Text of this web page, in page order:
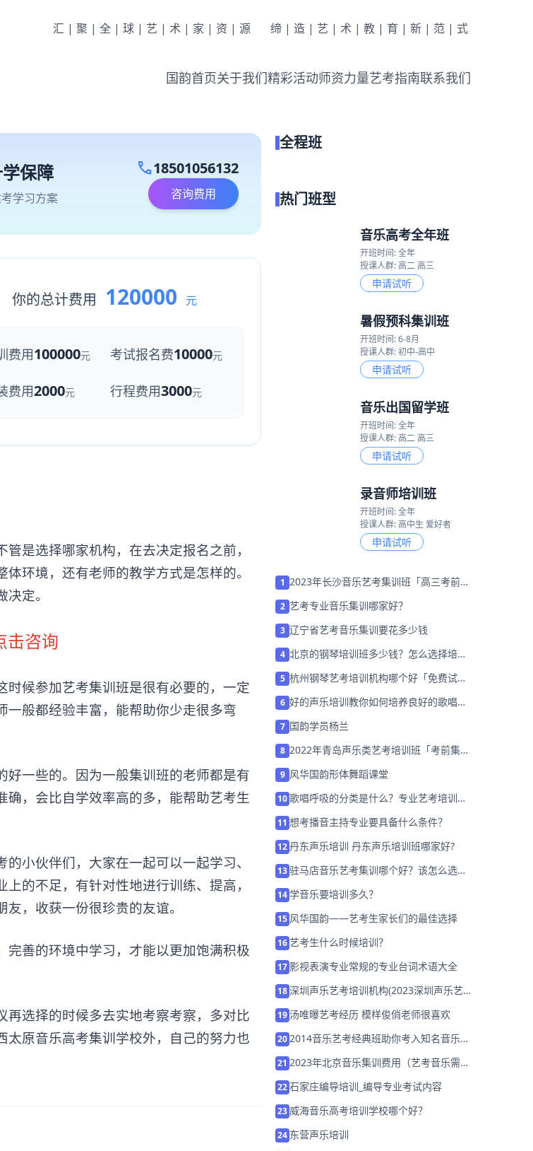
汇|聚|全|球|艺|术|家|资|源 缔|造|艺|术|教|育|新|范|式
国韵首页关于我们精彩活动师资力量艺考指南联系我们
保障
学习方案
call18501056132
咨询费用
你的总计费用 120000 元
费用100000元 考试报名费10000元
费用2000元 行程费用3000元
是选择哪家机构，在去决定报名之前，
环境，还有老师的教学方式是怎样的。
定。
击咨询
时候参加艺考集训班是很有必要的，一定
般都经验丰富，能帮助你少走很多弯
一些的。因为一般集训班的老师都是有
，会比自学效率高的多，能帮助艺考生
小伙伴们，大家在一起可以一起学习、
的不足，有针对性地进行训练、提高，
，收获一份很珍贵的友谊。
善的环境中学习，才能以更加饱满积极
选择的时候多去实地考察考察，多对比
原音乐高考集训学校外，自己的努力也
全程班
热门班型
音乐高考全年班
开班时间: 全年
授课人群: 高二 高三
申请试听
暑假预科集训班
开班时间: 6-8月
授课人群: 初中-高中
申请试听
音乐出国留学班
开班时间: 全年
授课人群: 高二 高三
申请试听
录音师培训班
开班时间: 全年
授课人群: 高中生 爱好者
申请试听
1 2023年长沙音乐艺考集训班「高三考前集
2 艺考专业音乐集训哪家好？
3 辽宁省艺考音乐集训要花多少钱
4 北京的钢琴培训班多少钱？怎么选择培训
5 杭州钢琴艺考培训机构哪个好「免费试
6 好的声乐培训教你如何培养良好的歌唱意
7 国韵学员杨兰
8 2022年青岛声乐类艺考培训班「考前集训
9 风华国韵形体舞蹈课堂
10歌唱呼吸的分类是什么？专业艺考培训班
11 想考播音主持专业要具备什么条件？
12丹东声乐培训 丹东声乐培训班哪家好?
13驻马店音乐艺考集训哪个好？该怎么选
14学音乐要培训多久？
15 风华国韵——艺考生家长们的最佳选择
16艺考生什么时候培训？
17 影视表演专业常规的专业台词术语大全
18深圳声乐艺考培训机构(2023深圳声乐艺
19 汤唯曝艺考经历 模样俊俏老师很喜欢
202014音乐艺考经典班助你考入知名音乐院
21 2023年北京音乐集训费用（艺考音乐需要
22石家庄编导培训_编导专业考试内容
23 威海音乐高考培训学校哪个好？
24 东营声乐培训